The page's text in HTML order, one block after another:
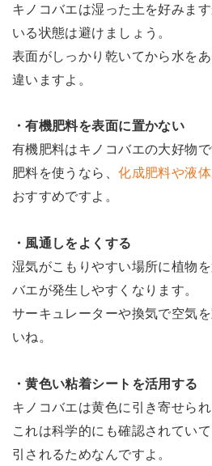
キノコバエは湿った土を好みま
いる状態は避けましょう。
表面がしっかり乾いてから水を
違いますよ。
・有機肥料を表面に置かない
有機肥料はキノコバエの大好物で
肥料を使うなら、化成肥料や液
おすすめですよ。
・風通しをよくする
湿気がこもりやすい場所に植物
バエが発生しやすくなります。
サーキュレーターや換気で空気
いね。
・黄色い粘着シートを活用する
キノコバエは黄色に引き寄せら
これは科学的にも確認されてい
引されるためなんですよ。